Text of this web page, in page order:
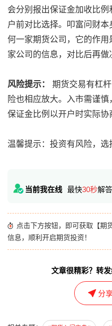
会分别报出保证金加收比
户前对比选择。叩富问财
何一家期货公司，它的作
家公司的信息，对比后再做
风险提示：
期货交易有杠
险也相应放大。入市需谨
保证金比例以开户时实际协
温馨提示：投资有风险，选
当前我在线 最快30秒解答
点击下方按钮，即可获取【期
信息，顺利开启期货投资！
文章很精彩？转
分